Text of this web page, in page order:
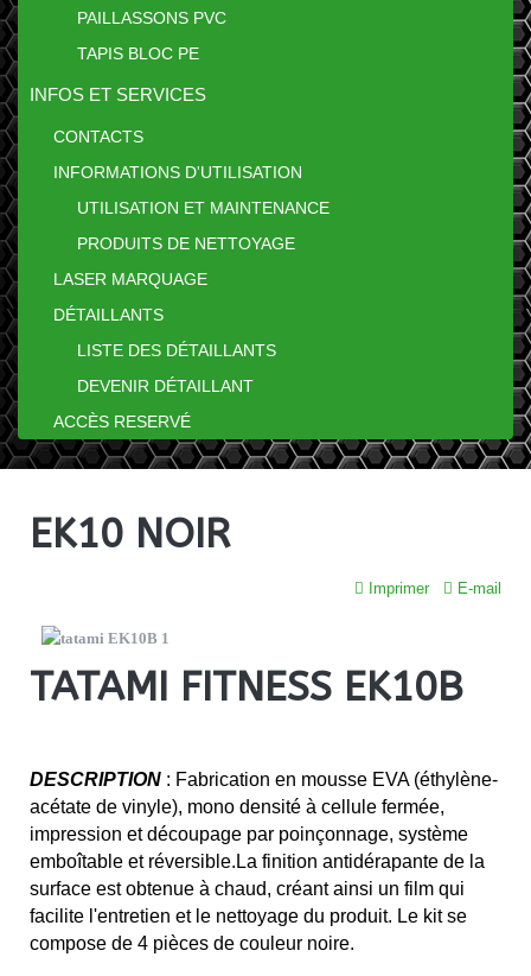
PAILLASSONS PVC
TAPIS BLOC PE
INFOS ET SERVICES
CONTACTS
INFORMATIONS D'UTILISATION
UTILISATION ET MAINTENANCE
PRODUITS DE NETTOYAGE
LASER MARQUAGE
DÉTAILLANTS
LISTE DES DÉTAILLANTS
DEVENIR DÉTAILLANT
ACCÈS RESERVÉ
EK10 NOIR
Imprimer E-mail
TATAMI FITNESS EK10B
DESCRIPTION : Fabrication en mousse EVA (éthylène-
acétate de vinyle), mono densité à cellule fermée,
impression et découpage par poinçonnage, système
emboîtable et réversible.La finition antidérapante de la
surface est obtenue à chaud, créant ainsi un film qui
facilite l'entretien et le nettoyage du produit. Le kit se
compose de 4 pièces de couleur noire.